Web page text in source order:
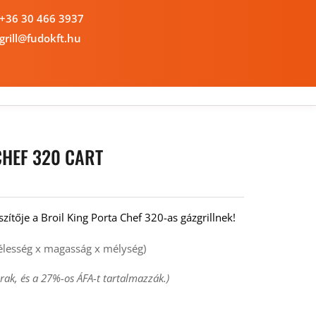
+36 30 466 3937
grill@fudokft.hu
320 CART
a Broil King Porta Chef 320-as gázgrillnek!
x magasság x mélység)
és a 27%-os ÁFA-t tartalmazzák.)